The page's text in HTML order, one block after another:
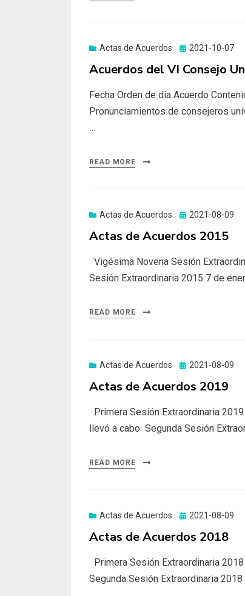
Actas de Acuerdos
Posted
on
2021-10-07
Acuerdos del VI Consejo
Fecha Orden de día Acuerdo
Pronunciamientos de consejeros
…
READ MORE
Actas de Acuerdos
Posted
on
2021-08-09
Actas de Acuerdos 2015
Vigésima Novena Sesión
Sesión Extraordinaria 2015 7 de
READ MORE
Actas de Acuerdos
Posted
on
2021-08-09
Actas de Acuerdos 2019
Primera Sesión Extraordinaria
llevó a cabo Segunda Sesión
READ MORE
Actas de Acuerdos
Posted
on
2021-08-09
Actas de Acuerdos 2018
Primera Sesión Extraordinaria
Segunda Sesión Extraordinaria